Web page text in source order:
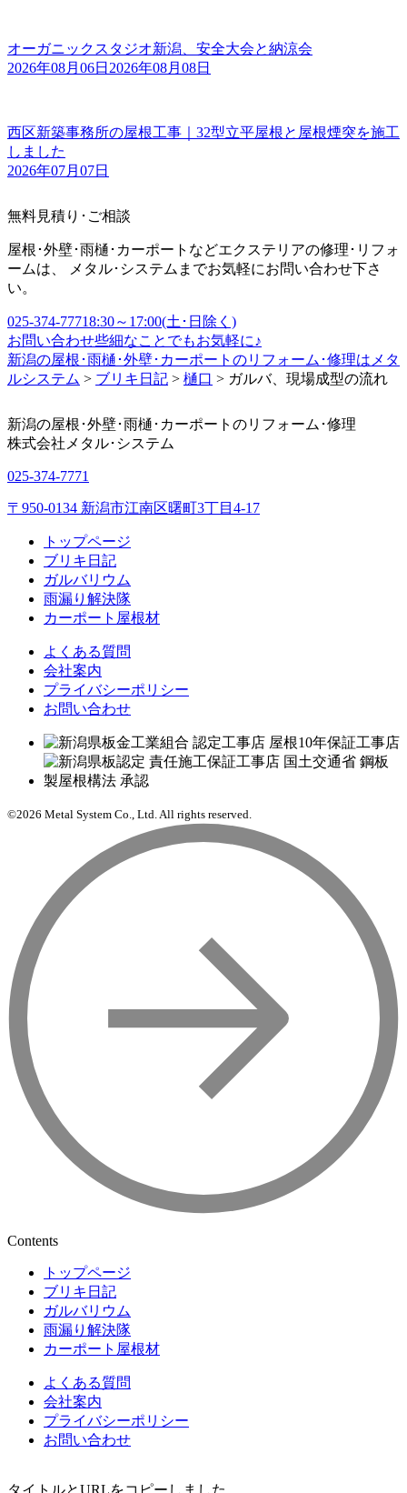
オーガニックスタジオ新潟、安全大会と納涼会
2026年08月06日 2026年08月08日
西区新築事務所の屋根工事｜32型立平屋根と屋根煙突を施工
しました
2026年07月07日
無料見積り･ご相談
屋根･外壁･雨樋･カーポートなどエクステリアの修理･リフォ
ームは、 メタル･システムまでお気軽にお問い合わせ下さ
い。
025-374-77718:30～17:00(土･日除く)
お問い合わせ些細なことでもお気軽に♪
新潟の屋根･雨樋･外壁･カーポートのリフォーム･修理はメタ
ルシステム > ブリキ日記 > 樋口 > ガルバ、現場成型の流れ
新潟の屋根･外壁･雨樋･カーポートのリフォーム･修理
株式会社 メタル･システム
025-374-7771
〒950-0134 新潟市江南区曙町3丁目4-17
トップページ
ブリキ日記
ガルバリウム
雨漏り解決隊
カーポート屋根材
よくある質問
会社案内
プライバシーポリシー
お問い合わせ
©2026 Metal System Co., Ltd. All rights reserved.
Contents
トップページ
ブリキ日記
ガルバリウム
雨漏り解決隊
カーポート屋根材
よくある質問
会社案内
プライバシーポリシー
お問い合わせ
タイトルとURLをコピーしました